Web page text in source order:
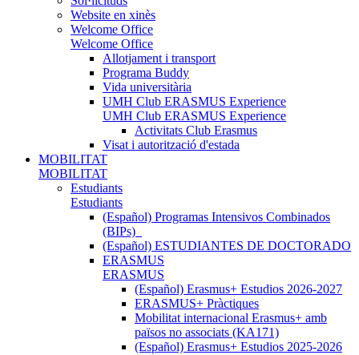
Website en xinès
Welcome Office
Welcome Office
Allotjament i transport
Programa Buddy
Vida universitària
UMH Club ERASMUS Experience
UMH Club ERASMUS Experience
Activitats Club Erasmus
Visat i autorització d'estada
MOBILITAT
MOBILITAT
Estudiants
Estudiants
(Español) Programas Intensivos Combinados
(BIPs)_
(Español) ESTUDIANTES DE DOCTORADO
ERASMUS
ERASMUS
(Español) Erasmus+ Estudios 2026-2027
ERASMUS+ Pràctiques
Mobilitat internacional Erasmus+ amb
països no associats (KA171)
(Español) Erasmus+ Estudios 2025-2026